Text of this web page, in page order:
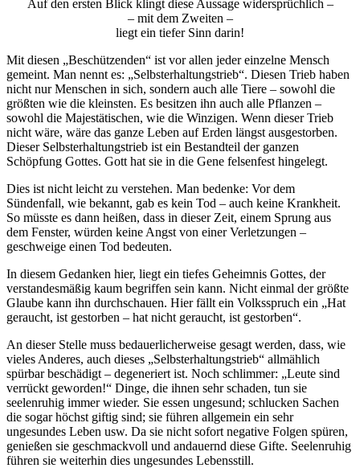
Auf den ersten Blick klingt diese Aussage widersprüchlich –
– mit dem Zweiten –
liegt ein tiefer Sinn darin!
Mit diesen „Beschützenden“ ist vor allen jeder einzelne Mensch
gemeint. Man nennt es: „Selbsterhaltungstrieb“. Diesen Trieb haben
nicht nur Menschen in sich, sondern auch alle Tiere – sowohl die
größten wie die kleinsten. Es besitzen ihn auch alle Pflanzen –
sowohl die Majestätischen, wie die Winzigen. Wenn dieser Trieb
nicht wäre, wäre das ganze Leben auf Erden längst ausgestorben.
Dieser Selbsterhaltungstrieb ist ein Bestandteil der ganzen
Schöpfung Gottes. Gott hat sie in die Gene felsenfest hingelegt.
Dies ist nicht leicht zu verstehen. Man bedenke: Vor dem
Sündenfall, wie bekannt, gab es kein Tod – auch keine Krankheit.
So müsste es dann heißen, dass in dieser Zeit, einem Sprung aus
dem Fenster, würden keine Angst von einer Verletzungen –
geschweige einen Tod bedeuten.
In diesem Gedanken hier, liegt ein tiefes Geheimnis Gottes, der
verstandesmäßig kaum begriffen sein kann. Nicht einmal der größte
Glaube kann ihn durchschauen. Hier fällt ein Volksspruch ein „Hat
geraucht, ist gestorben – hat nicht geraucht, ist gestorben“.
An dieser Stelle muss bedauerlicherweise gesagt werden, dass, wie
vieles Anderes, auch dieses „Selbsterhaltungstrieb“ allmählich
spürbar beschädigt – degeneriert ist. Noch schlimmer: „Leute sind
verrückt geworden!“ Dinge, die ihnen sehr schaden, tun sie
seelenruhig immer wieder. Sie essen ungesund; schlucken Sachen
die sogar höchst giftig sind; sie führen allgemein ein sehr
ungesundes Leben usw. Da sie nicht sofort negative Folgen spüren,
genießen sie geschmackvoll und andauernd diese Gifte. Seelenruhig
führen sie weiterhin dies ungesundes Lebensstill.